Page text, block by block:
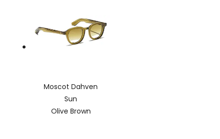
Moscot Dahven
Sun
Olive Brown